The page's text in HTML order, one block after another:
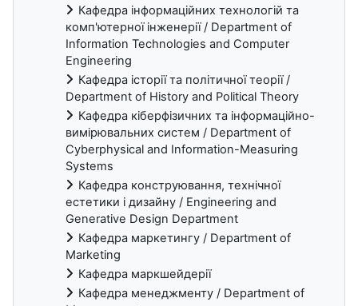
Кафедра інформаційних технологій та
комп'ютерної інженерії / Department of
Information Technologies and Computer
Engineering
Кафедра історії та політичної теорії /
Department of History and Political Theory
Кафедра кіберфізичних та інформаційно-
вимірювальних систем / Department of
Cyberphysical and Information-Measuring
Systems
Кафедра конструювання, технічної
естетики і дизайну / Engineering and
Generative Design Department
Кафедра маркетингу / Department of
Marketing
Кафедра маркшейдерії
Кафедра менеджменту / Department of